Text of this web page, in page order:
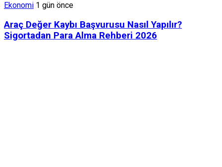
Ekonomi 1 gün önce
Araç Değer Kaybı Başvurusu Nasıl Yapılır?
Sigortadan Para Alma Rehberi 2026